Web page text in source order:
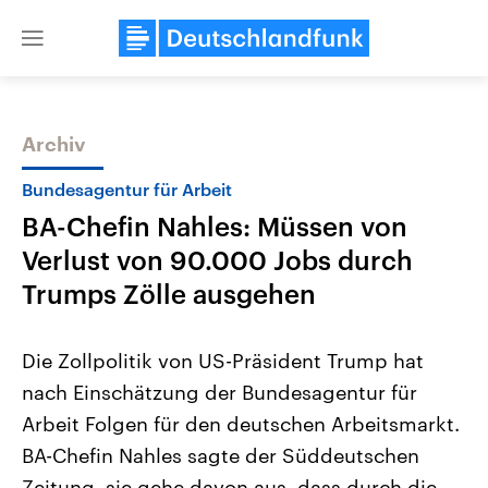
Close
Themen
2026
Alle Informationen
Sachsen-Anhalt wählt am 6.
September 2026 einen neuen
Landtag. Seit 2021 wird das
Bundesland von einer Koalition aus
Aktuelle Beiträge,
Hintergründe
Wirtschaftlich und
gehören die Vereinigten
den mächtigsten Ländern
mit großem Einfluss auf
Archiv
Bundesagentur für Arbeit
BA-Chefin Nahles: Müssen von
Verlust von 90.000 Jobs durch
Trumps Zölle ausgehen
Die Zollpolitik von US-Präsident Trump hat
nach Einschätzung der Bundesagentur für
Arbeit Folgen für den deutschen Arbeitsmarkt.
BA-Chefin Nahles sagte der Süddeutschen